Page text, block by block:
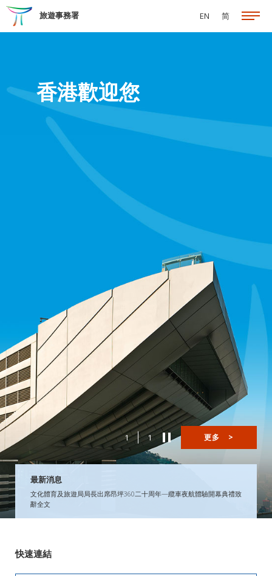
跳至主要內容
旅遊事務署 EN 简
香港歡迎您
1 1 更多 >
最新消息
文化體育及旅遊局局長出席昂坪360二十周年—纜車夜航體驗開幕典禮致
辭全文
快速連結